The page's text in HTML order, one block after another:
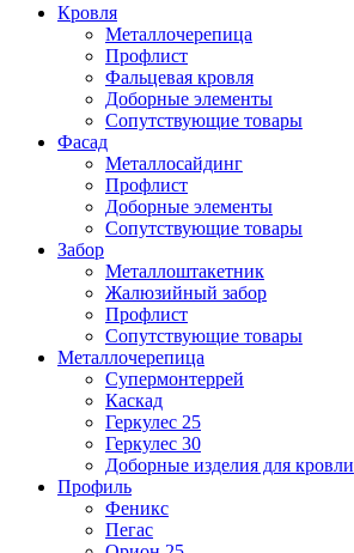
Кровля
Металлочерепица
Профлист
Фальцевая кровля
Доборные элементы
Сопутствующие товары
Фасад
Металлосайдинг
Профлист
Доборные элементы
Сопутствующие товары
Забор
Металлоштакетник
Жалюзийный забор
Профлист
Сопутствующие товары
Металлочерепица
Супермонтеррей
Каскад
Геркулес 25
Геркулес 30
Доборные изделия для кровли
Профиль
Феникс
Пегас